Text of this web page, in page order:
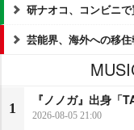
研ナオコ、コンビニ
芸能界、海外への移
1
『ノノガ』出身「
2026-08-05 21:00